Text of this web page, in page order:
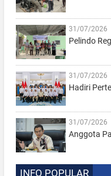
31/07/2026
Pelindo
31/07/2026
Hadiri
31/07/2026
Anggota
INFO POPULAR